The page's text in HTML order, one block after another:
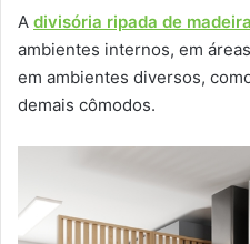
A divisória ripada de
ambientes internos, em
em ambientes diversos,
demais cômodos.